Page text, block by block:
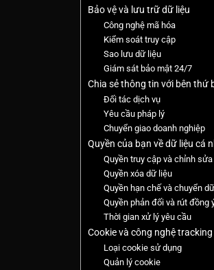
Bảo vệ và lưu trữ dữ liệu
Công nghệ mã hóa
Kiểm soát truy cập
Sao lưu dữ liệu
Giám sát bảo mật 24/7
Chia sẻ thông tin với bên thứ
Đối tác dịch vụ
Yêu cầu pháp lý
Chuyển giao doanh nghiệp
Quyền của bạn về dữ liệu cá
Quyền truy cập và chỉnh sửa
Quyền xóa dữ liệu
Quyền hạn chế và chuyển
Quyền phản đối và rút đồng
Thời gian xử lý yêu cầu
Cookie và công nghệ tracking
Loại cookie sử dụng
Quản lý cookie